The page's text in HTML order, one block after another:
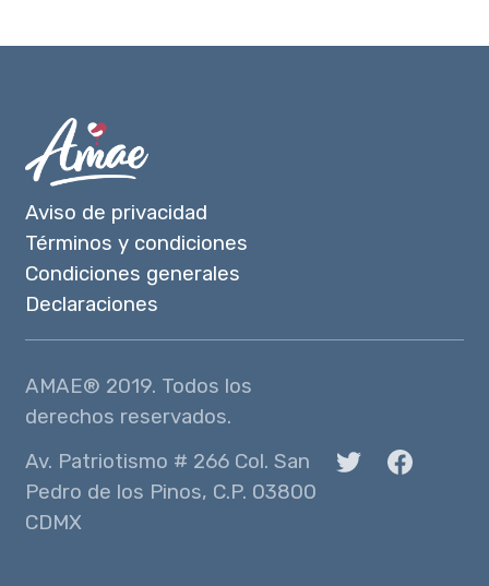
Aviso de privacidad
Términos y condiciones
Condiciones generales
Declaraciones
AMAE® 2019. Todos los
derechos reservados.
Av. Patriotismo # 266 Col. San
Pedro de los Pinos, C.P. 03800
CDMX